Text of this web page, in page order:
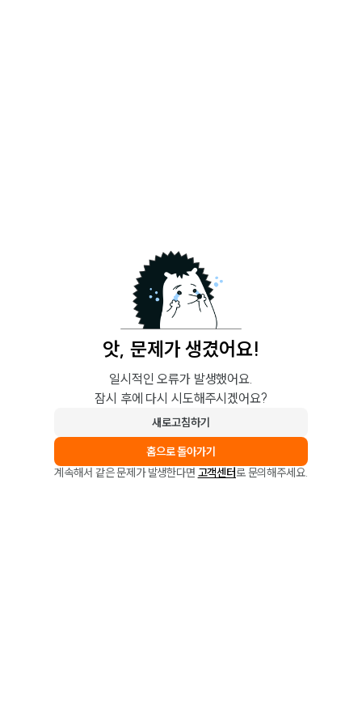
앗, 문제가 생겼어요!
일시적인 오류가 발생했어요.
잠시 후에 다시 시도해주시겠어요?
새로고침하기
홈으로 돌아가기
계속해서 같은 문제가 발생한다면 고객센터로 문의해주세요.